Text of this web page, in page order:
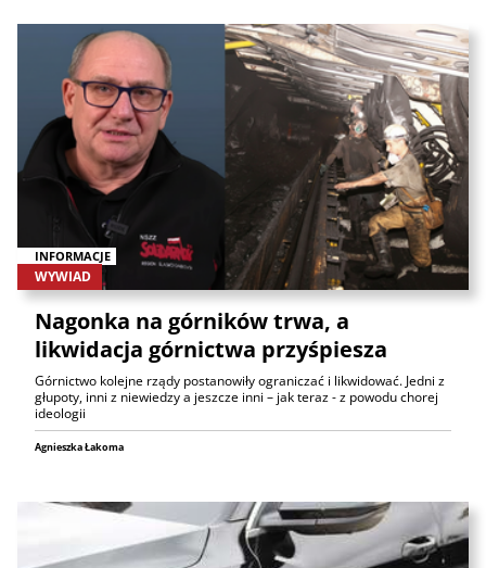
INFORMACJE
WYWIAD
Nagonka na górników trwa, a
likwidacja górnictwa przyśpiesza
Górnictwo kolejne rządy postanowiły ograniczać i likwidować. Jedni z
głupoty, inni z niewiedzy a jeszcze inni – jak teraz - z powodu chorej
ideologii
Agnieszka Łakoma